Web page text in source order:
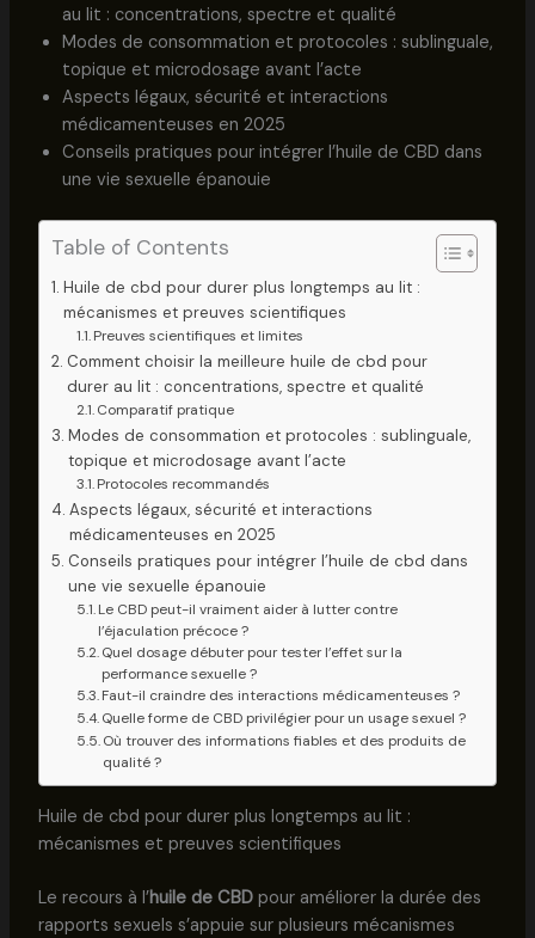
au lit : concentrations, spectre et qualité
Modes de consommation et protocoles : sublinguale,
topique et microdosage avant l’acte
Aspects légaux, sécurité et interactions
médicamenteuses en 2025
Conseils pratiques pour intégrer l’huile de CBD dans
une vie sexuelle épanouie
Table of Contents
Huile de cbd pour durer plus longtemps au lit :
mécanismes et preuves scientifiques
Preuves scientifiques et limites
Comment choisir la meilleure huile de cbd pour
durer au lit : concentrations, spectre et qualité
Comparatif pratique
Modes de consommation et protocoles : sublinguale,
topique et microdosage avant l’acte
Protocoles recommandés
Aspects légaux, sécurité et interactions
médicamenteuses en 2025
Conseils pratiques pour intégrer l’huile de cbd dans
une vie sexuelle épanouie
Le CBD peut-il vraiment aider à lutter contre
l’éjaculation précoce ?
Quel dosage débuter pour tester l’effet sur la
performance sexuelle ?
Faut-il craindre des interactions médicamenteuses ?
Quelle forme de CBD privilégier pour un usage sexuel ?
Où trouver des informations fiables et des produits de
qualité ?
Huile de cbd pour durer plus longtemps au lit :
mécanismes et preuves scientifiques
Le recours à l’huile de CBDpour améliorer la durée des
rapports sexuels s’appuie sur plusieurs mécanismes